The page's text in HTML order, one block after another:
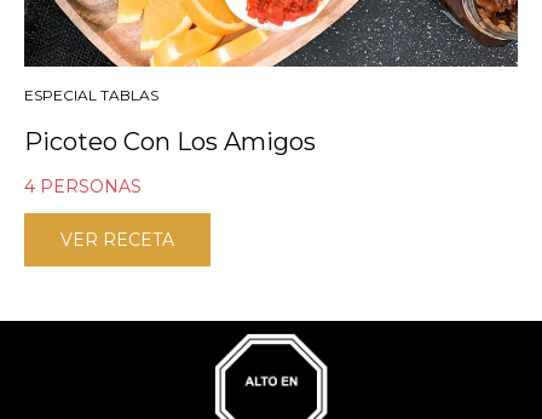
ESPECIAL TABLAS
Picoteo Con Los Amigos
4 PERSONAS
VER RECETA